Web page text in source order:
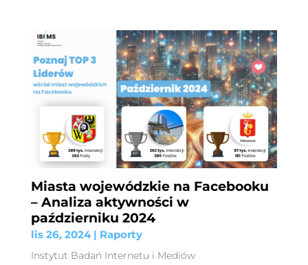
Miasta wojewódzkie na Facebooku
– Analiza aktywności w
październiku 2024
lis 26, 2024| Raporty
Instytut Badań Internetu i Mediów